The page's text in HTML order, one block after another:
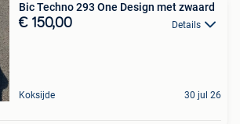
Bic Techno 293 One Design met zwaard
€ 150,00 Details
Koksijde 30 jul 26